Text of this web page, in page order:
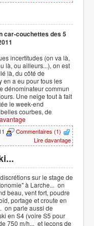
car-couchettes des 5
incertitudes (on va là,
là, ou ailleurs...), on est
là, du côté de
en a eu pour tous les
dénominateur commun
Une neige tout à fait
le week-end
courbes, de
Commentaires (1)
Lire davantage
sur le stage de
à Larche... on
beau, vent fort, poudre
portage et croute en
on parle aussi de
en S4 (voire S5 pour
750 m/h... et leçons de